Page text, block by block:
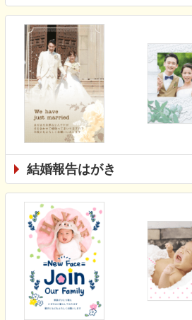
結婚報告はがき